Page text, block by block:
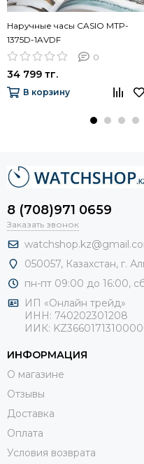
Наручные часы CASIO MTP-
1375D-1AVDF
0
34 799 тг.
В корзину
8 (708)971 0659
Заказать звонок
050057, Казахстан, г.
пн-пт 09:00 до 16:00,
ИП «Онлайн трейд»
ИНН: 740202301208
ИИК:
ИНФОРМАЦИЯ
О магазине
Отзывы
Доставка
Оплата
Условия возврата